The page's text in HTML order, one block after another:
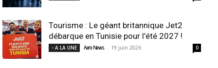
Tourisme : Le géant britannique Jet2
débarque en Tunisie pour l’été 2027 !
- A LA UNE Aero News - 19 juin 2026 0